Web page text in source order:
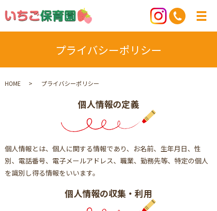
プライバシーポリシー
HOME プライバシーポリシー
個人情報の定義
個人情報とは、個人に関する情報であり、お名前、生年月日、性
別、電話番号、電子メールアドレス、職業、勤務先等、特定の個人
を識別し得る情報をいいます。
個人情報の収集・利用